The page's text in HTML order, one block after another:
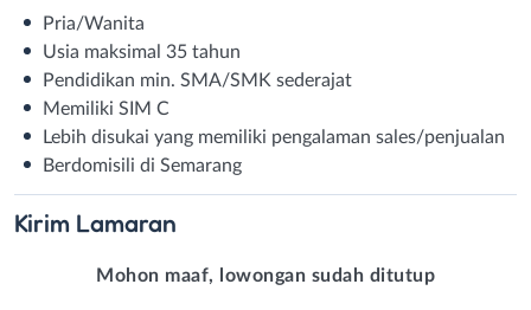
Pria/Wanita
Usia maksimal 35 tahun
Pendidikan min. SMA/SMK sederajat
Memiliki SIM C
Lebih disukai yang memiliki pengalaman sales/penjualan
Berdomisili di Semarang
Kirim Lamaran
Mohon maaf, lowongan sudah ditutup